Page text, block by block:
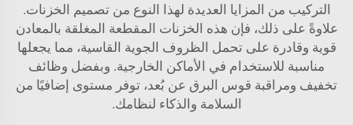
التركيب من المزايا العديدة لهذا النوع من تصميم الخزنات.
علاوةً على ذلك، فإن هذه الخزنات المقطعة المغلقة بالمعادن
قوية وقادرة على تحمل الظروف الجوية القاسية، مما يجعلها
مناسبة للاستخدام في الأماكن الخارجية. وبفضل وظائف
تخفيف ومراقبة قوس البرق عن بُعد، توفر مستوى إضافيًا من
السلامة والذكاء لنظامك.